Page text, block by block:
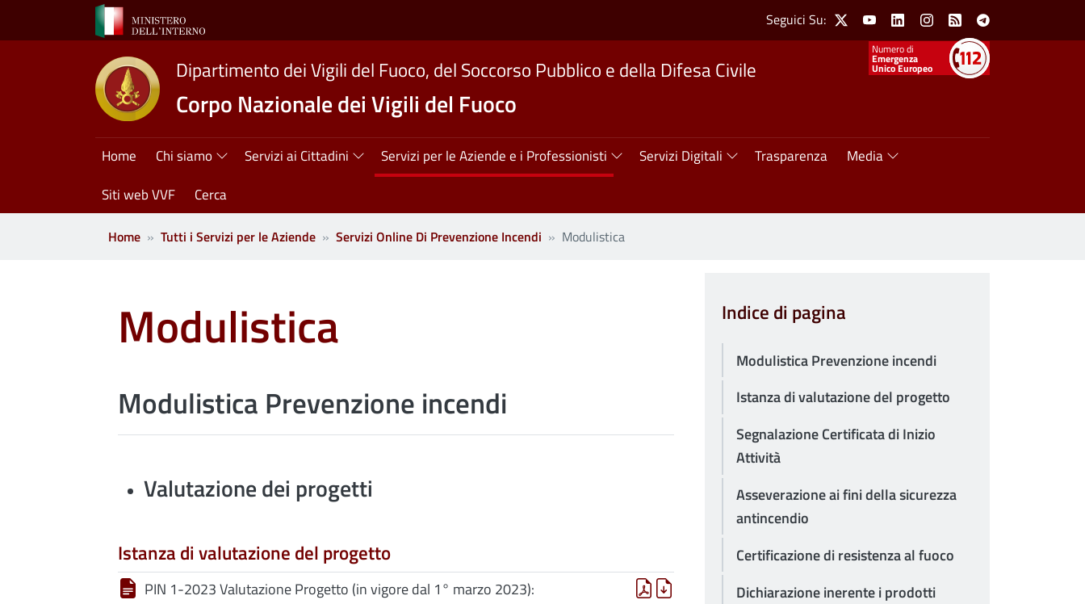
Salta al contenuto principale Social Menu
Seguici Su: X YoutubeLinkedinInstagram
Feed Telegram
Numeri utili
Emergenza
Unico Europeo
Dipartimento dei Vigili del Fuoco, del Soccorso Pubblico e della Difesa Civile
Corpo Nazionale dei Vigili del Fuoco
Navigazione principale
Home Chi siamo Servizi ai Cittadini Servizi per le Aziende e i Professionisti Servizi Digitali Trasparenza
Media
Siti web VVF
Cerca
Home Tutti i Servizi per le Aziende Servizi Online Di Prevenzione Incendi Modulistica
Modulistica
Modulistica Prevenzione incendi
Valutazione dei progetti
Istanza di valutazione del progetto
PIN 1-2023 Valutazione Progetto (in vigore dal 1° marzo 2023):
Indice di pagina
Modulistica Prevenzione incendi
Istanza di valutazione del progetto
Segnalazione Certificata di Inizio
Attività
Asseverazione ai fini della sicurezza
antincendio
Certificazione di resistenza al fuoco
Dichiarazione inerente i prodotti